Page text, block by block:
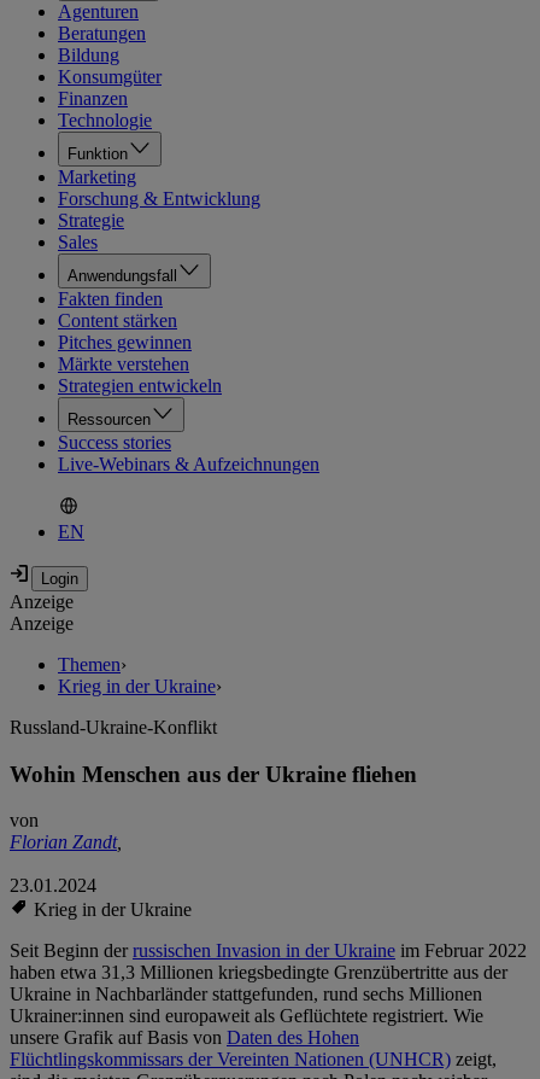
Agenturen
Beratungen
Bildung
Konsumgüter
Finanzen
Technologie
Funktion
Marketing
Forschung & Entwicklung
Strategie
Sales
Anwendungsfall
Fakten finden
Content stärken
Pitches gewinnen
Märkte verstehen
Strategien entwickeln
Ressourcen
Success stories
Live-Webinars & Aufzeichnungen
EN
Anzeige
Anzeige
Themen›
Krieg in der Ukraine›
Russland-Ukraine-Konflikt
Wohin Menschen aus der Ukraine fliehen
von
Florian Zandt,
23.01.2024
Krieg in der Ukraine
Seit Beginn derrussischen Invasion in der Ukraine im Februar 2022
haben etwa 31,3 Millionen kriegsbedingte Grenzübertritte aus der
Ukraine in Nachbarländer stattgefunden, rund sechs Millionen
Ukrainer:innen sind europaweit als Geflüchtete registriert. Wie
unsere Grafik auf Basis von Daten des Hohen
Flüchtlingskommissars der Vereinten Nationen (UNHCR) zeigt,